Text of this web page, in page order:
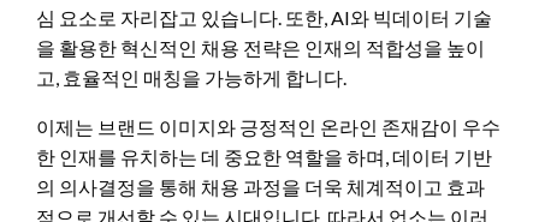
심 요소로 자리잡고 있습니다. 또한, AI와 빅데이터 기술
을 활용한 혁신적인 채용 전략은 인재의 적합성을 높이
고, 효율적인 매칭을 가능하게 합니다.
이제는 브랜드 이미지와 긍정적인 온라인 존재감이 우수
한 인재를 유치하는 데 중요한 역할을 하며, 데이터 기반
의 의사결정을 통해 채용 과정을 더욱 체계적이고 효과
적으로 개선할 수 있는 시대입니다. 따라서 업소는 이러